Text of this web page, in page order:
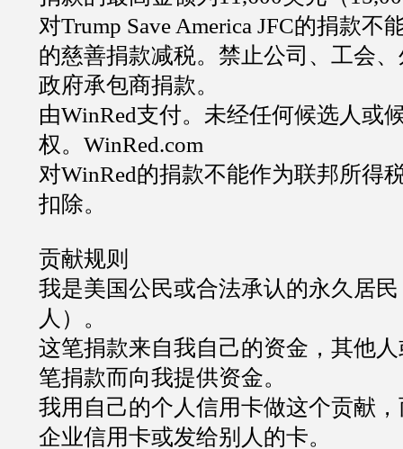
对Trump Save America JFC的捐款不
的慈善捐款减税。禁止公司、工会
政府承包商捐款。
由WinRed支付。未经任何候选人或
权。 WinRed.com
对WinRed的捐款不能作为联邦所得
扣除。
贡献规则
我是美国公民或合法承认的永久居
人）。
这笔捐款来自我自己的资金，其他
笔捐款而向我提供资金。
我用自己的个人信用卡做这个贡献
企业信用卡或发给别人的卡。